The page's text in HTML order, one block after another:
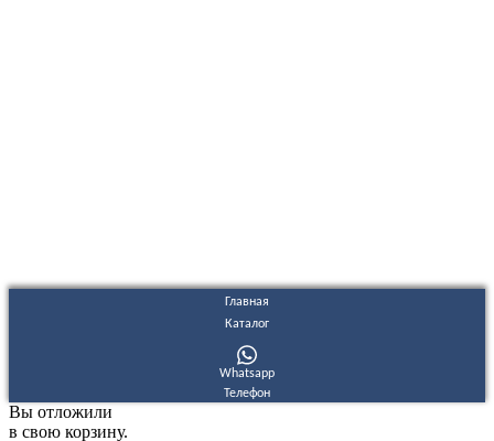
Главная
Каталог
Whatsapp
Телефон
Вы отложили
в свою корзину.